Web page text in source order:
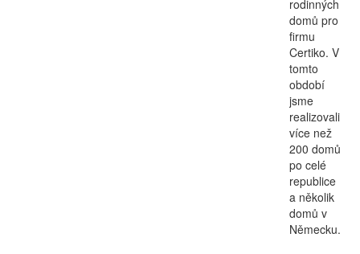
rodinných
domů pro
firmu
Certiko. V
tomto
období
jsme
realizovali
více než
200 domů
po celé
republice
a několik
domů v
Německu.